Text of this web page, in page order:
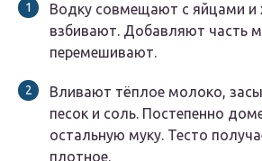
Водку совмещают с яйцами и
взбивают. Добавляют часть
перемешивают.
Вливают тёплое молоко,
песок и соль. Постепенно
остальную муку. Тесто
плотное.